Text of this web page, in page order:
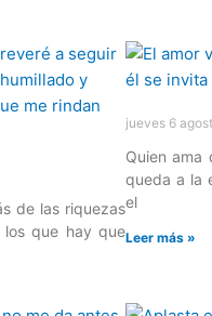
de las riquezas
los que hay que
jueves 6
Quien ama
queda a la
el
Leer más »